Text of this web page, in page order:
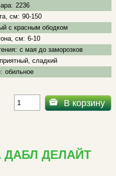
2236
см: 90-150
с красным ободком
см: 6-10
с мая до заморозков
сладкий
обильное
В корзину
ДЕЛАЙТ